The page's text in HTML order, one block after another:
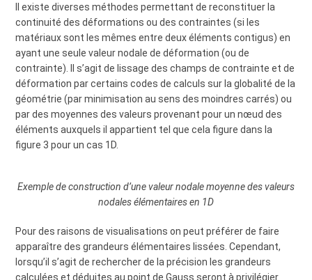
Il existe diverses méthodes permettant de reconstituer la
continuité des déformations ou des contraintes (si les
matériaux sont les mêmes entre deux éléments contigus) en
ayant une seule valeur nodale de déformation (ou de
contrainte). Il s’agit de lissage des champs de contrainte et de
déformation par certains codes de calculs sur la globalité de la
géométrie (par minimisation au sens des moindres carrés) ou
par des moyennes des valeurs provenant pour un nœud des
éléments auxquels il appartient tel que cela figure dans la
figure 3 pour un cas 1D.
Exemple de construction d’une valeur nodale moyenne des valeurs
nodales élémentaires en 1D
Pour des raisons de visualisations on peut préférer de faire
apparaître des grandeurs élémentaires lissées. Cependant,
lorsqu’il s’agit de rechercher de la précision les grandeurs
calculées et déduites au point de Gauss seront à privilégier.